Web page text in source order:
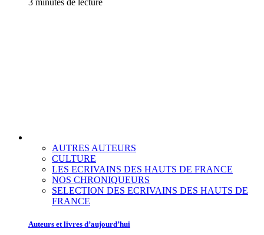
3 minutes de lecture
AUTRES AUTEURS
CULTURE
LES ECRIVAINS DES HAUTS DE FRANCE
NOS CHRONIQUEURS
SELECTION DES ECRIVAINS DES HAUTS DE
FRANCE
Auteurs et livres d’aujourd’hui